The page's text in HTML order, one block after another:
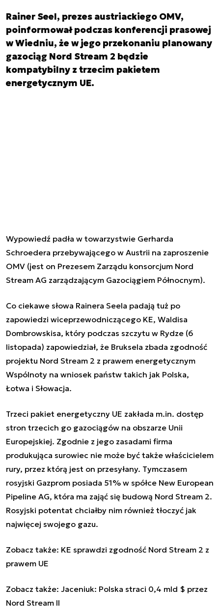
Rainer Seel, prezes austriackiego OMV,
poinformował podczas konferencji prasowej
w Wiedniu, że w jego przekonaniu planowany
gazociąg Nord Stream 2 będzie
kompatybilny z trzecim pakietem
energetycznym UE.
Wypowiedź padła w towarzystwie Gerharda
Schroedera przebywającego w Austrii na zaproszenie
OMV (jest on Prezesem Zarządu konsorcjum Nord
Stream AG zarządzającym Gazociągiem Północnym).
Co ciekawe słowa Rainera Seela padają tuż po
zapowiedzi wiceprzewodniczącego KE, Waldisa
Dombrowskisa, który podczas szczytu w Rydze (6
listopada) zapowiedział, że Bruksela zbada zgodność
projektu Nord Stream 2 z prawem energetycznym
Wspólnoty na wniosek państw takich jak Polska,
Łotwa i Słowacja.
Trzeci pakiet energetyczny UE zakłada m.in. dostęp
stron trzecich go gazociągów na obszarze Unii
Europejskiej. Zgodnie z jego zasadami firma
produkująca surowiec nie może być także właścicielem
rury, przez którą jest on przesyłany. Tymczasem
rosyjski Gazprom posiada 51% w spółce New European
Pipeline AG, która ma zająć się budową Nord Stream 2.
Rosyjski potentat chciałby nim również tłoczyć jak
najwięcej swojego gazu.
Zobacz także: KE sprawdzi zgodność Nord Stream 2 z
prawem UE
Zobacz także: Jaceniuk: Polska straci 0,4 mld $ przez
Nord Stream II